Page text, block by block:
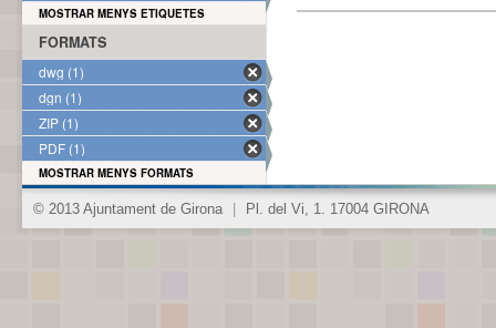
MOSTRAR MENYS ETIQUETES
FORMATS
dwg (1)
dgn (1)
ZIP (1)
PDF (1)
MOSTRAR MENYS FORMATS
© 2013 Ajuntament de Girona Pl. del Vi, 1. 17004 GIRONA